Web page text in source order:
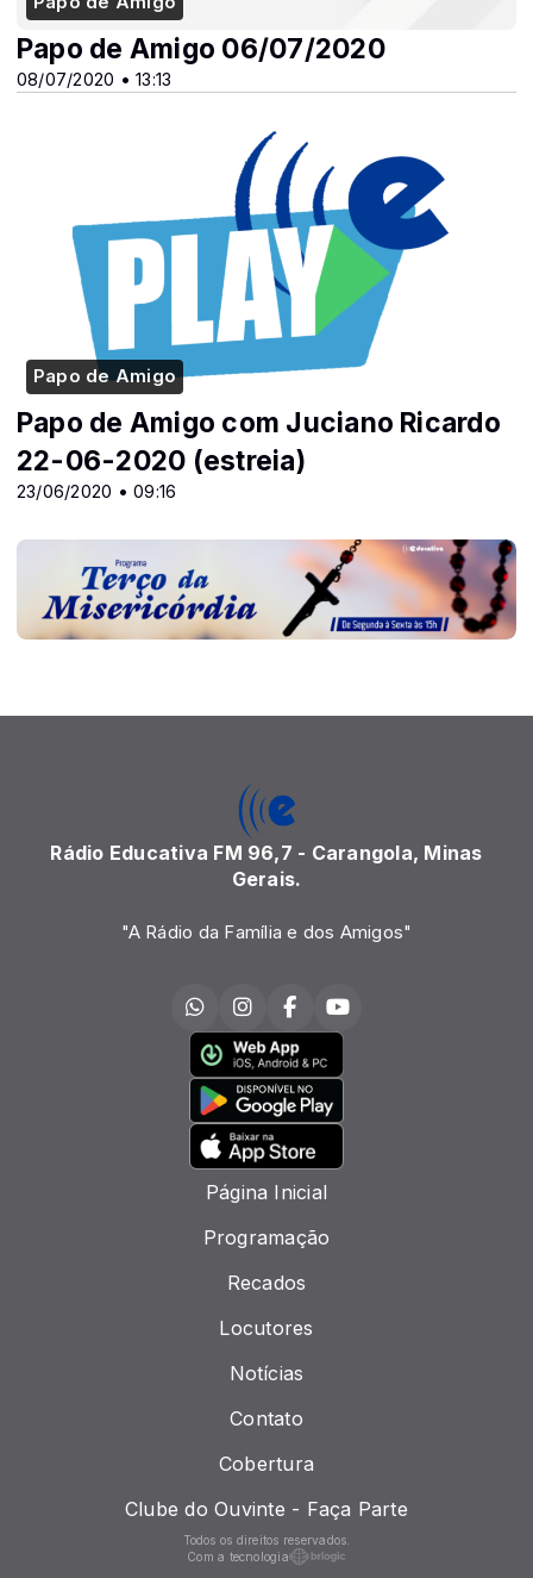
08/07/2020 • 13:13
Papo de Amigo 06/07/2020
Papo de Amigo
23/06/2020 • 09:16
Papo de Amigo com Juciano Ricardo
22-06-2020 (estreia)
Rádio Educativa FM 96,7 - Carangola, Minas
Gerais.
"A Rádio da Família e dos Amigos"
Página Inicial
Programação
Recados
Locutores
Notícias
Contato
Cobertura
Clube do Ouvinte - Faça Parte
Todos os direitos reservados.
Com a tecnologia